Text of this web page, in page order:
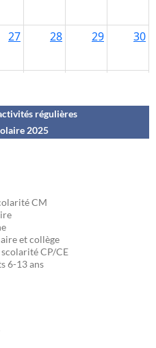
régulières
2025
CM
et collège
CP/CE
6-13 ans